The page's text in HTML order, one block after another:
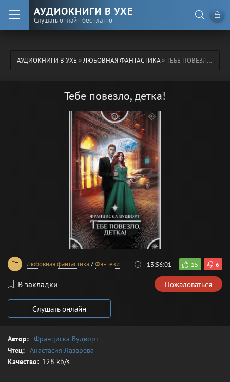
АУДИОКНИГИ В УХЕ
Слушать онлайн бесплатно
АУДИОКНИГИ В УХЕ»ЛЮБОВНАЯ ФАНТАСТИКА» ТЕБЕ ПОВЕЗЛО, ДЕТКА!
Тебе повезло, детка!
Любовная фантастика/Фэнтези 13:56:01 15 6
В закладки Пожаловаться
Слушать онлайн
Автор: Франциска Вудворт
Чтец: Анастасия Лазарева
Качество: 128 kb/s